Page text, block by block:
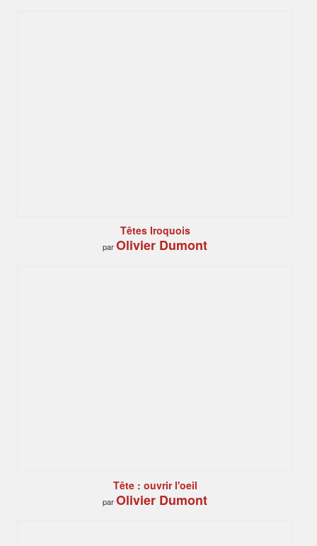
Têtes Iroquois
parOlivier Dumont
Tête : ouvrir l'oeil
parOlivier Dumont